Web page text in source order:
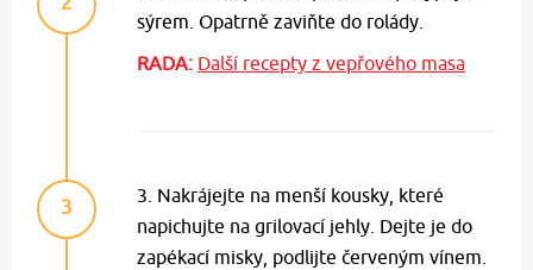
sýrem. Opatrně zaviňte do rolády.
RADA: Další recepty z vepřového masa
3
3. Nakrájejte na menší kousky, které
napichujte na grilovací jehly. Dejte je do
zapékací misky, podlijte červeným vínem.